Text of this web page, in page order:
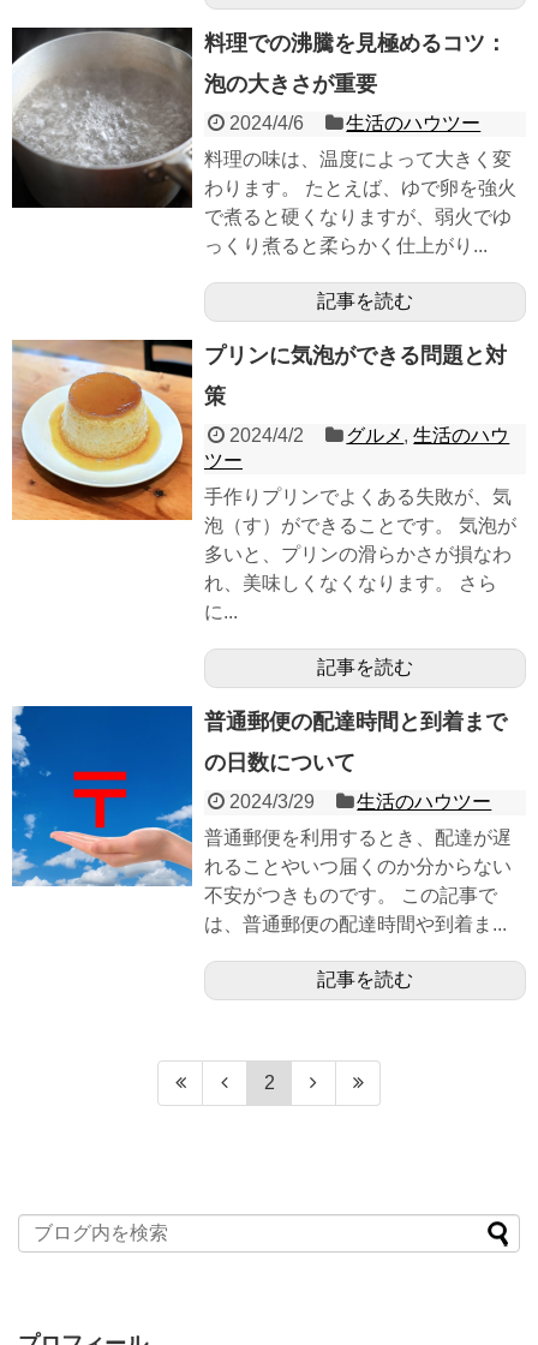
料理での沸騰を見極めるコツ：
泡の大きさが重要
2024/4/6
生活のハウツー
料理の味は、温度によって大きく変
わります。 たとえば、ゆで卵を強火
で煮ると硬くなりますが、弱火でゆ
っくり煮ると柔らかく仕上がり...
記事を読む
プリンに気泡ができる問題と対
策
2024/4/2 グルメ ,生活のハウ
ツー
手作りプリンでよくある失敗が、気
泡（す）ができることです。 気泡が
多いと、プリンの滑らかさが損なわ
れ、美味しくなくなります。 さら
に...
記事を読む
普通郵便の配達時間と到着まで
の日数について
2024/3/29
生活のハウツー
普通郵便を利用するとき、配達が遅
れることやいつ届くのか分からない
不安がつきものです。 この記事で
は、普通郵便の配達時間や到着ま...
記事を読む
2